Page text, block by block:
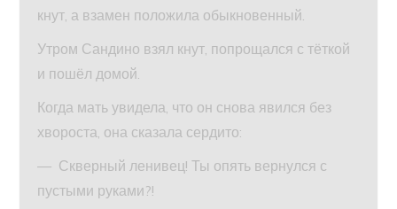
кнут, а взамен положила обыкновенный.
Утром Сандино взял кнут, попрощался с тёткой
и пошёл домой.
Когда мать увидела, что он снова явился без
хвороста, она сказала сердито:
— Скверный ленивец! Ты опять вернулся с
пустыми руками?!